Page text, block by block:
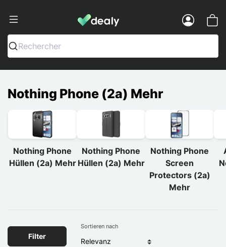
Dealy - Hüllen und Zubehör für
Rechercher
Nothing Phone (2a) Mehr
Nothing Phone
Hüllen (2a) Mehr
Nothing Phone
Hüllen (2a) Mehr
Nothing Phone
Screen
Protectors (2a)
Mehr
Filter
Sortieren nach